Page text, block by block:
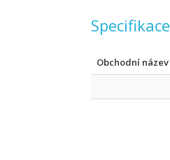
Obchodní název